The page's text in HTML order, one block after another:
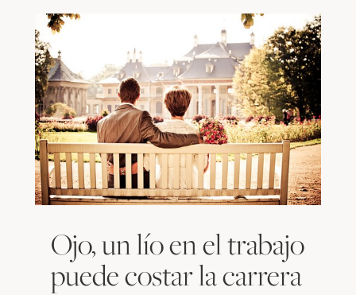
Ojo, un lío en el trabajo
puede costar la carrera